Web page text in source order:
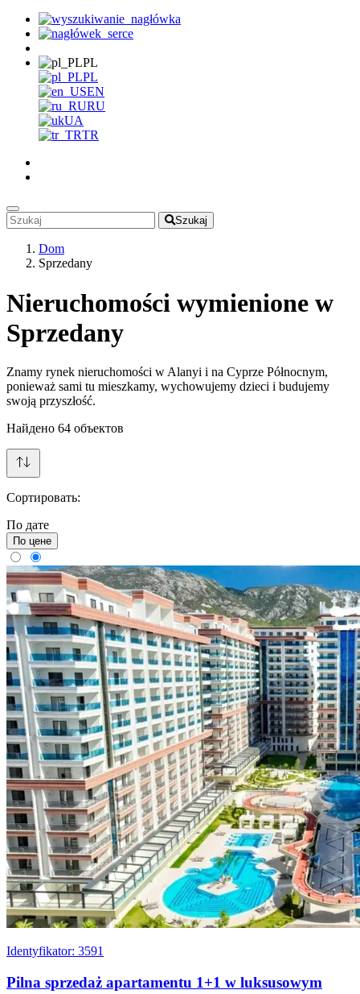
PL
PL
EN
RU
UA
TR
Szukaj
Dom
Sprzedany
Nieruchomości wymienione w
Sprzedany
Znamy rynek nieruchomości w Alanyi i na Cyprze Północnym,
ponieważ sami tu mieszkamy, wychowujemy dzieci i budujemy
swoją przyszłość.
Найдено 64 объектов
Сортировать:
По дате
По цене
Identyfikator: 3591
Pilna sprzedaż apartamentu 1+1 w luksusowym